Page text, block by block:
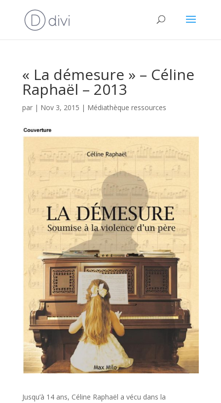
« La démesure » – Céline
Raphaël – 2013
par | Nov 3, 2015 | Médiathèque ressources
Jusqu’à 14 ans, Céline Raphaël a vécu dans la